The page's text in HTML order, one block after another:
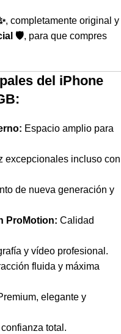
, completamente original y
🛡️, para que compres
del iPhone
Espacio amplio para
excepcionales incluso con
de nueva generación y
ProMotion: Calidad
y vídeo profesional.
fluida y máxima
elegante y
total.